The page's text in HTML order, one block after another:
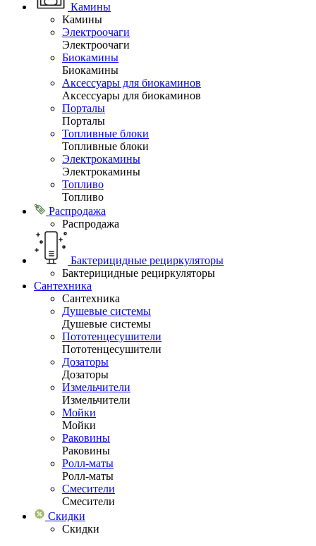
Камины
Камины
Электроочаги
Электроочаги
Биокамины
Биокамины
Аксессуары для биокаминов
Аксессуары для биокаминов
Порталы
Порталы
Топливные блоки
Топливные блоки
Электрокамины
Электрокамины
Топливо
Топливо
Распродажа
Распродажа
Бактерицидные рециркуляторы
Бактерицидные рециркуляторы
Сантехника
Сантехника
Душевые системы
Душевые системы
Пототенцесушители
Пототенцесушители
Дозаторы
Дозаторы
Измельчители
Измельчители
Мойки
Мойки
Раковины
Раковины
Ролл-маты
Ролл-маты
Смесители
Смесители
Скидки
Скидки